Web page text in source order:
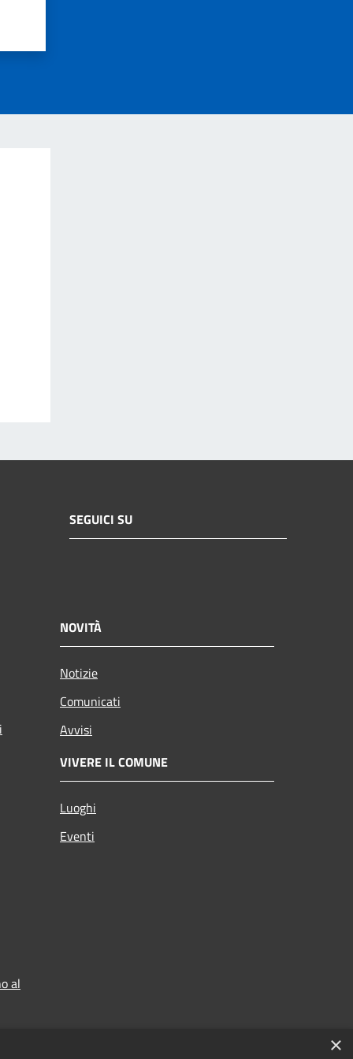
SEGUICI SU
NOVITÀ
Notizie
Comunicati
Avvisi
VIVERE IL COMUNE
Luoghi
Eventi
al
×